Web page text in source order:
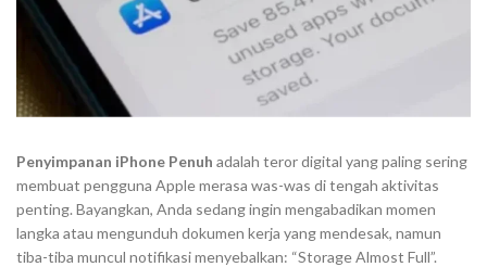
Penyimpanan iPhone Penuh adalah teror digital yang paling sering
membuat pengguna Apple merasa was-was di tengah aktivitas
penting. Bayangkan, Anda sedang ingin mengabadikan momen
langka atau mengunduh dokumen kerja yang mendesak, namun
tiba-tiba muncul notifikasi menyebalkan: “Storage Almost Full”.